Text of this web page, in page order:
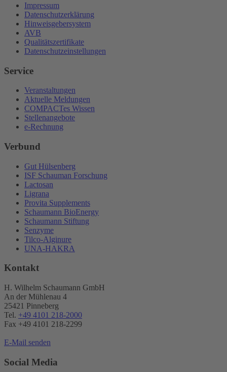
Impressum
Datenschutzerklärung
Hinweisgebersystem
AVB
Qualitätszertifikate
Datenschutzeinstellungen
Service
Veranstaltungen
Aktuelle Meldungen
COMPACTes Wissen
Stellenangebote
e-Rechnung
Verbund
Gut Hülsenberg
ISF Schauman Forschung
Lactosan
Ligrana
Provita Supplements
Schaumann BioEnergy
Schaumann Stiftung
Senzyme
Tilco-Alginure
UNA-HAKRA
Kontakt
H. Wilhelm Schaumann GmbH
An der Mühlenau 4
25421 Pinneberg
Tel. +49 4101 218-2000
Fax +49 4101 218​-2299
E-Mail senden
Social Media